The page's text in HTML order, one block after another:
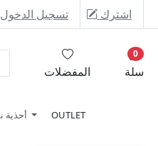
تسجيل الدخول اشترك
المفضلات سلة
0
OUTLET